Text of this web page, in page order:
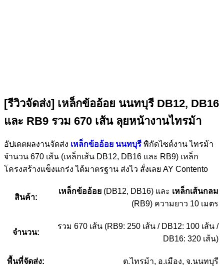
[รีวิวจัดส่ง] เหล็กข้ออ้อย นนทบุรี DB12, DB16
และ RB9 รวม 670 เส้น ลุยหน้างานไทรม้า
อัปเดตผลงานจัดส่ง เหล็กข้ออ้อย นนทบุรี พิกัดไซต์งาน ไทรม้า
จำนวน 670 เส้น (เหล็กเส้น DB12, DB16 และ RB9) เหล็ก
โครงสร้างแข็งแกร่ง ได้มาตรฐาน ส่งไว สั่งเลย AY Contento
สินค้า:
เหล็กข้ออ้อย (DB12, DB16) และ เหล็กเส้นกลม
(RB9) ความยาว 10 เมตร
จำนวน:
รวม 670 เส้น (RB9: 250 เส้น / DB12: 100 เส้น /
DB16: 320 เส้น)
พื้นที่จัดส่ง:
ต.ไทรม้า, อ.เมือง, จ.นนทบุรี